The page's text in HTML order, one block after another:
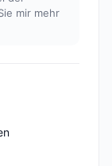
mir mehr